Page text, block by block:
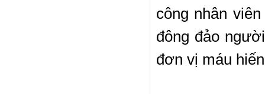
công nhân
đông đảo
đơn vị máu